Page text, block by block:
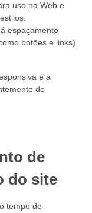
uso na Web e
espaçamento
botões e links)
é a
do
de
do site
tempo de